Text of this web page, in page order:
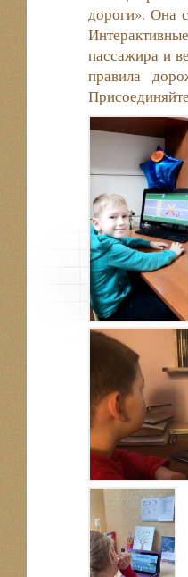
дороги». Она
пассажира и
правила